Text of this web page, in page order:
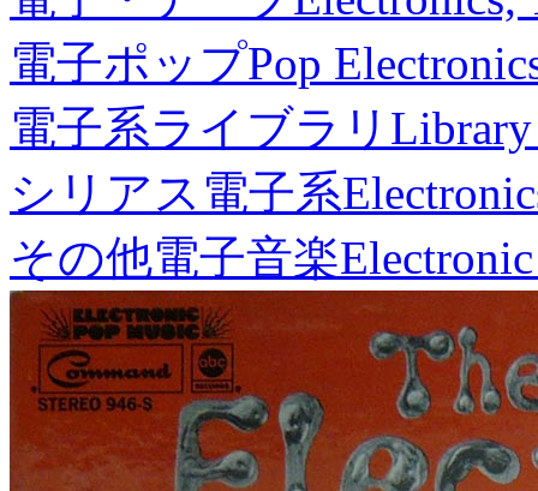
電子ポップPop
電子系ライブラリ
シリアス電子系
その他電子音楽